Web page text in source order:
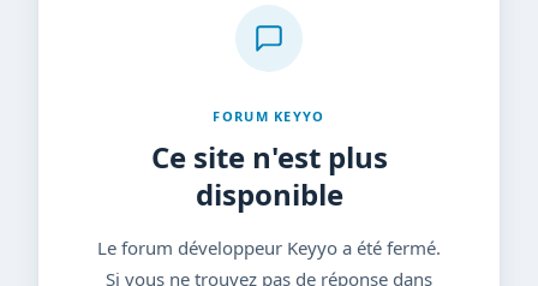
FORUM KEYYO
Ce site n'est plus
disponible
Le forum développeur Keyyo a été fermé.
Si vous ne trouvez pas de réponse dans